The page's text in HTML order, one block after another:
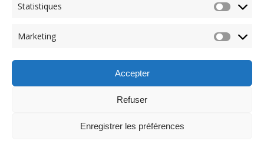
Statistiques
Marketing
Accepter
Refuser
Enregistrer les préférences
Navigation
de
l'article
Previous
Camp hiver 2025 (118)
© 2026 Maison des Jeunes de Boucherville.